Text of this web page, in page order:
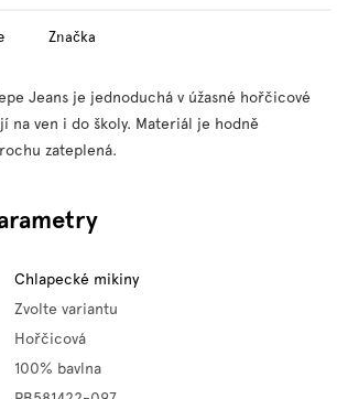
Značka
Jeans je jednoduchá v úžasné hořčicové
na ven i do školy. Materiál je hodně
zateplená.
Chlapecké mikiny
Zvolte variantu
Hořčicová
100% bavlna